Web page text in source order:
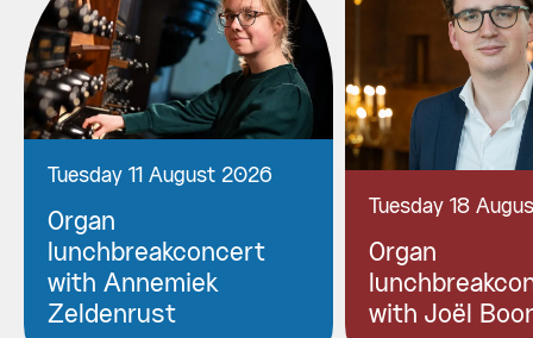
Tuesday 11 August 2026
Organ
lunchbreakconcert
with Annemiek
Zeldenrust
Tuesday 18
Organ
with Joël